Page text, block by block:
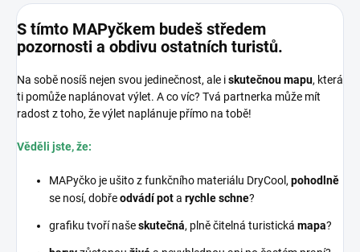
S tímto MAPyčkem budeš středem
pozornosti a obdivu ostatních turistů.
Na sobě nosíš nejen svou jedinečnost, ale iskutečnou mapu, která
ti pomůže naplánovat výlet. A co víc? Tvá partnerka může mít
radost z toho, že výlet naplánuje přímo na tobě!
Věděli jste, že:
MAPyčko je ušito z funkčního materiálu DryCool, pohodlně
se nosí, dobřeodvádí pota rychle schne?
grafiku tvoří našeskutečná, plně čitelná turistická mapa?